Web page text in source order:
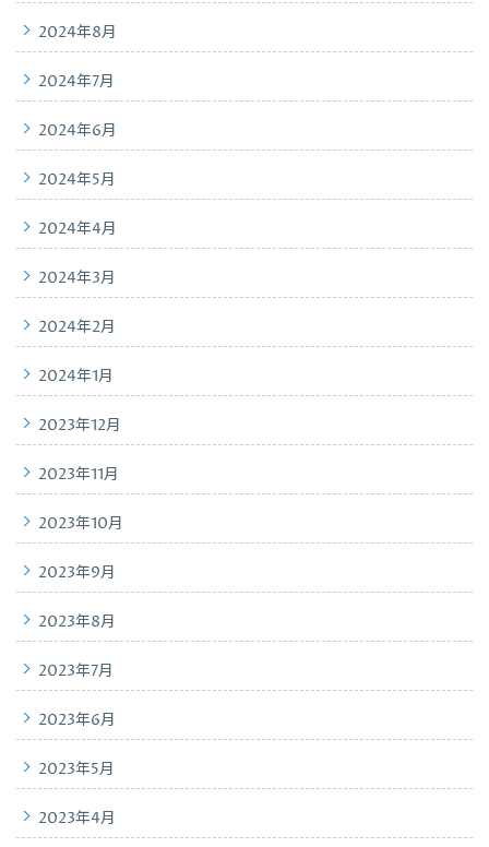
2024年8月
2024年7月
2024年6月
2024年5月
2024年4月
2024年3月
2024年2月
2024年1月
2023年12月
2023年11月
2023年10月
2023年9月
2023年8月
2023年7月
2023年6月
2023年5月
2023年4月